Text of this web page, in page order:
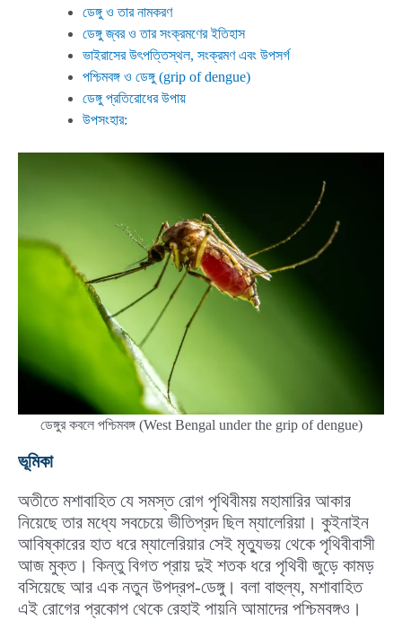
ডেঙ্গু ও তার নামকরণ
ডেঙ্গু জ্বর ও তার সংক্রমণের ইতিহাস
ভাইরাসের উৎপত্তিস্থল, সংক্রমণ এবং উপসর্গ
পশ্চিমবঙ্গ ও ডেঙ্গু (grip of dengue)
ডেঙ্গু প্রতিরোধের উপায়
উপসংহার:
ডেঙ্গুর কবলে পশ্চিমবঙ্গ (West Bengal under the grip of dengue)
ভূমিকা
অতীতে মশাবাহিত যে সমস্ত রোগ পৃথিবীময় মহামারির আকার
নিয়েছে তার মধ্যে সবচেয়ে ভীতিপ্রদ ছিল ম্যালেরিয়া। কুইনাইন
আবিষ্কারের হাত ধরে ম্যালেরিয়ার সেই মৃত্যুভয় থেকে পৃথিবীবাসী
আজ মুক্ত। কিন্তু বিগত প্রায় দুই শতক ধরে পৃথিবী জুড়ে কামড়
বসিয়েছে আর এক নতুন উপদ্রপ-ডেঙ্গু। বলা বাহুল্য, মশাবাহিত
এই রোগের প্রকোপ থেকে রেহাই পায়নি আমাদের পশ্চিমবঙ্গও।